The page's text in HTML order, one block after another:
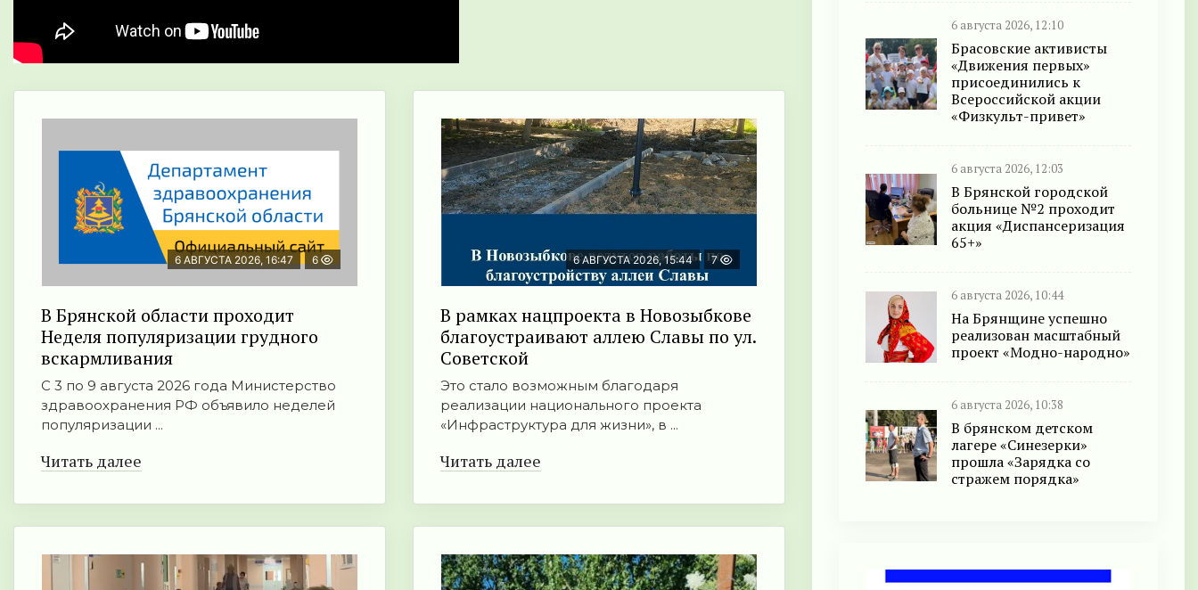
6 АВГУСТА 2026, 16:47 6
В Брянской области проходит
Неделя популяризации грудного
вскармливания
С 3 по 9 августа 2026 года Министерство
здравоохранения РФ объявило неделей
популяризации ...
Читать далее
6 АВГУСТА 2026, 15:44 7
В рамках нацпроекта в Новозыбкове
благоустраивают аллею Славы по ул.
Советской
Это стало возможным благодаря
реализации национального проекта
«Инфраструктура для жизни», в ...
Читать далее
6 августа 2026, 12:10
Брасовские активисты
«Движения первых»
присоединились к
Всероссийской акции
«Физкульт-привет»
6 августа 2026, 12:03
В Брянской городской
больнице №2 проходит
акция «Диспансеризация
65+»
6 августа 2026, 10:44
На Брянщине успешно
реализован масштабный
проект «Модно-народно»
6 августа 2026, 10:38
В брянском детском
лагере «Синезерки»
прошла «Зарядка со
стражем порядка»